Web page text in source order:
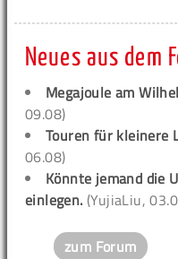
Neues aus dem
Megajoule am
09.08)
Touren für kleinere
06.08)
Könnte jemand die
einlegen. (YujiaLiu,
zum Forum